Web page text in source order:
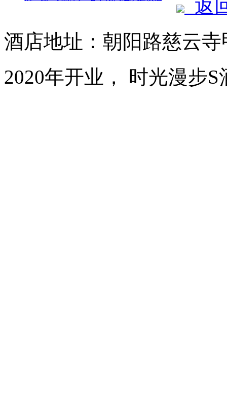
返
酒店地址：朝阳路慈云
2020年开业， 时光漫